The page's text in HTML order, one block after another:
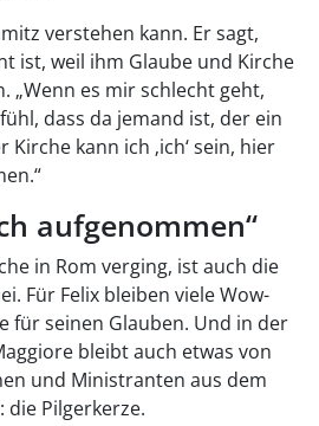
verstehen kann. Er sagt,
ist, weil ihm Glaube und Kirche
„Wenn es mir schlecht geht,
dass da jemand ist, der ein
kann ich ‚ich‘ sein, hier
aufgenommen“
in Rom verging, ist auch die
Für Felix bleiben viele Wow-
für seinen Glauben. Und in der
bleibt auch etwas von
und Ministranten aus dem
Pilgerkerze.